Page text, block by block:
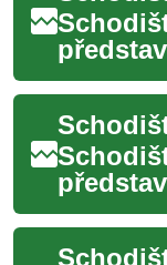
chtějí
pro